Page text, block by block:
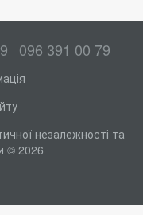
096 391 00 79
незалежності та
© 2026